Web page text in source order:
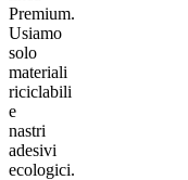
Premium.
Usiamo
solo
materiali
riciclabili
e
nastri
adesivi
ecologici.